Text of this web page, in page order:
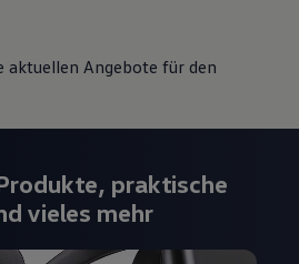
aktuellen Angebote für den
praktische
vieles mehr